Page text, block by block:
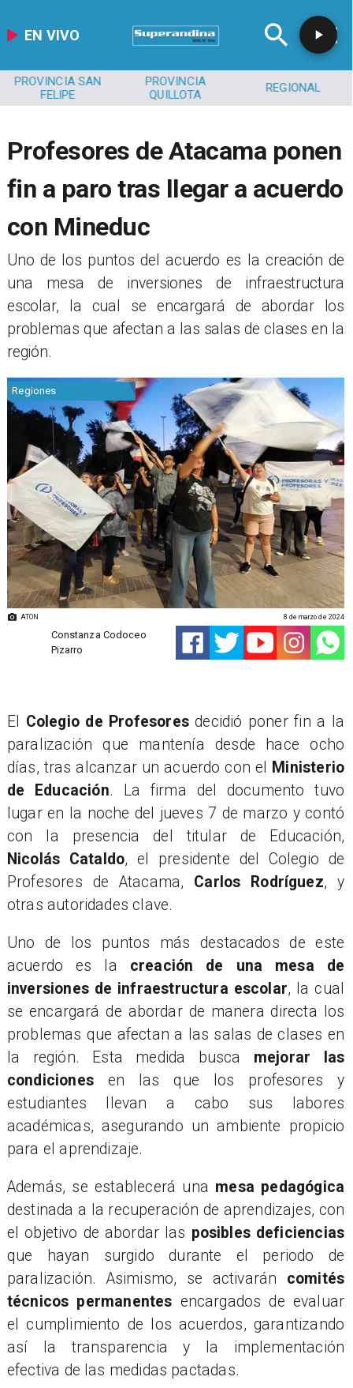
EN VIVO
PROVINCIA SAN
FELIPE
PROVINCIA
QUILLOTA
REGIONAL
Profesores de Atacama ponen
fin a paro tras llegar a acuerdo
con Mineduc
​Uno de los puntos del acuerdo es la creación de
una mesa de inversiones de infraestructura
escolar, la cual se encargará de abordar los
problemas que afectan a las salas de clases en la
región.
ATON
Regiones
Constanza Codoceo
Pizarro
8 de marzo de 2024
El Colegio de Profesoresdecidió poner fin a la
paralización que mantenía desde hace ocho
días, tras alcanzar un acuerdo con el
Ministerio
de Educación. La firma del documento tuvo
lugar en la noche del jueves 7 de marzo y contó
con la presencia del titular de Educación,
Nicolás Cataldo, el presidente del Colegio de
Profesores de Atacama, Carlos Rodríguez, y
otras autoridades clave.
​Uno de los puntos más destacados de este
acuerdo es la creación de una mesa de
inversiones de infraestructura escolar, la cual
se encargará de abordar de manera directa los
problemas que afectan a las salas de clases en
la región. Esta medida busca mejorar las
condicionesen las que los profesores y
estudiantes llevan a cabo sus labores
académicas, asegurando un ambiente propicio
para el aprendizaje.
​Además, se establecerá una mesa pedagógica
destinada a la recuperación de aprendizajes, con
el objetivo de abordar las posibles deficiencias
que hayan surgido durante el periodo de
paralización. Asimismo, se activarán comités
técnicos permanentes encargados de evaluar
el cumplimiento de los acuerdos, garantizando
así la transparencia y la implementación
efectiva de las medidas pactadas.